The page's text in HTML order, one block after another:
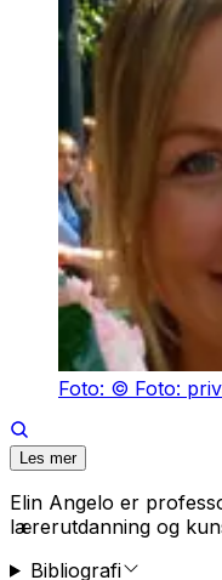
Foto: © Foto:
Les mer
Elin Angelo er
lærerutdanning og
Bibliografi